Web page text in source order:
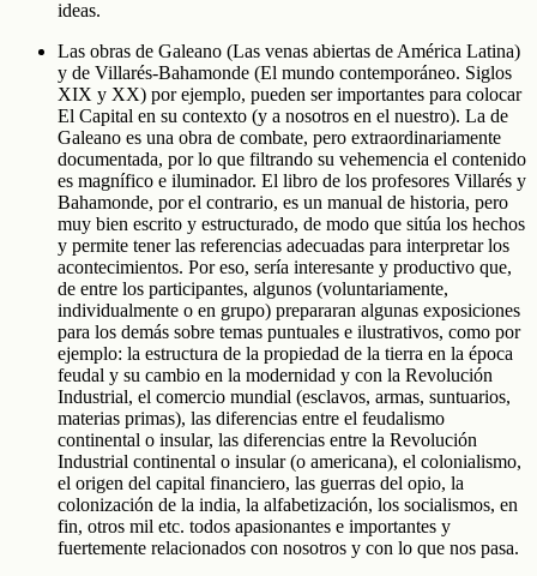
ideas.
Las obras de Galeano (Las venas abiertas de América Latina)
y de Villarés-Bahamonde (El mundo contemporáneo. Siglos
XIX y XX) por ejemplo, pueden ser importantes para colocar
El Capital en su contexto (y a nosotros en el nuestro). La de
Galeano es una obra de combate, pero extraordinariamente
documentada, por lo que filtrando su vehemencia el contenido
es magnífico e iluminador. El libro de los profesores Villarés y
Bahamonde, por el contrario, es un manual de historia, pero
muy bien escrito y estructurado, de modo que sitúa los hechos
y permite tener las referencias adecuadas para interpretar los
acontecimientos. Por eso, sería interesante y productivo que,
de entre los participantes, algunos (voluntariamente,
individualmente o en grupo) prepararan algunas exposiciones
para los demás sobre temas puntuales e ilustrativos, como por
ejemplo: la estructura de la propiedad de la tierra en la época
feudal y su cambio en la modernidad y con la Revolución
Industrial, el comercio mundial (esclavos, armas, suntuarios,
materias primas), las diferencias entre el feudalismo
continental o insular, las diferencias entre la Revolución
Industrial continental o insular (o americana), el colonialismo,
el origen del capital financiero, las guerras del opio, la
colonización de la india, la alfabetización, los socialismos, en
fin, otros mil etc. todos apasionantes e importantes y
fuertemente relacionados con nosotros y con lo que nos pasa.